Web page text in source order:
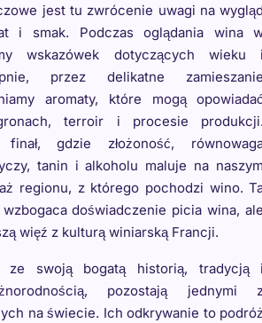
jest tu zwrócenie uwagi na
i smak. Podczas oglądania wina
wskazówek dotyczących wieku
przez delikatne
aromaty, które mogą
terroir i procesie
gdzie złożoność,
tanin i alkoholu maluje na
regionu, z którego pochodzi wino.
doświadczenie picia wina,
więź z kulturą winiarską Francji.
ze swoją bogatą historią, tradycją
pozostają jednymi
na świecie. Ich odkrywanie to